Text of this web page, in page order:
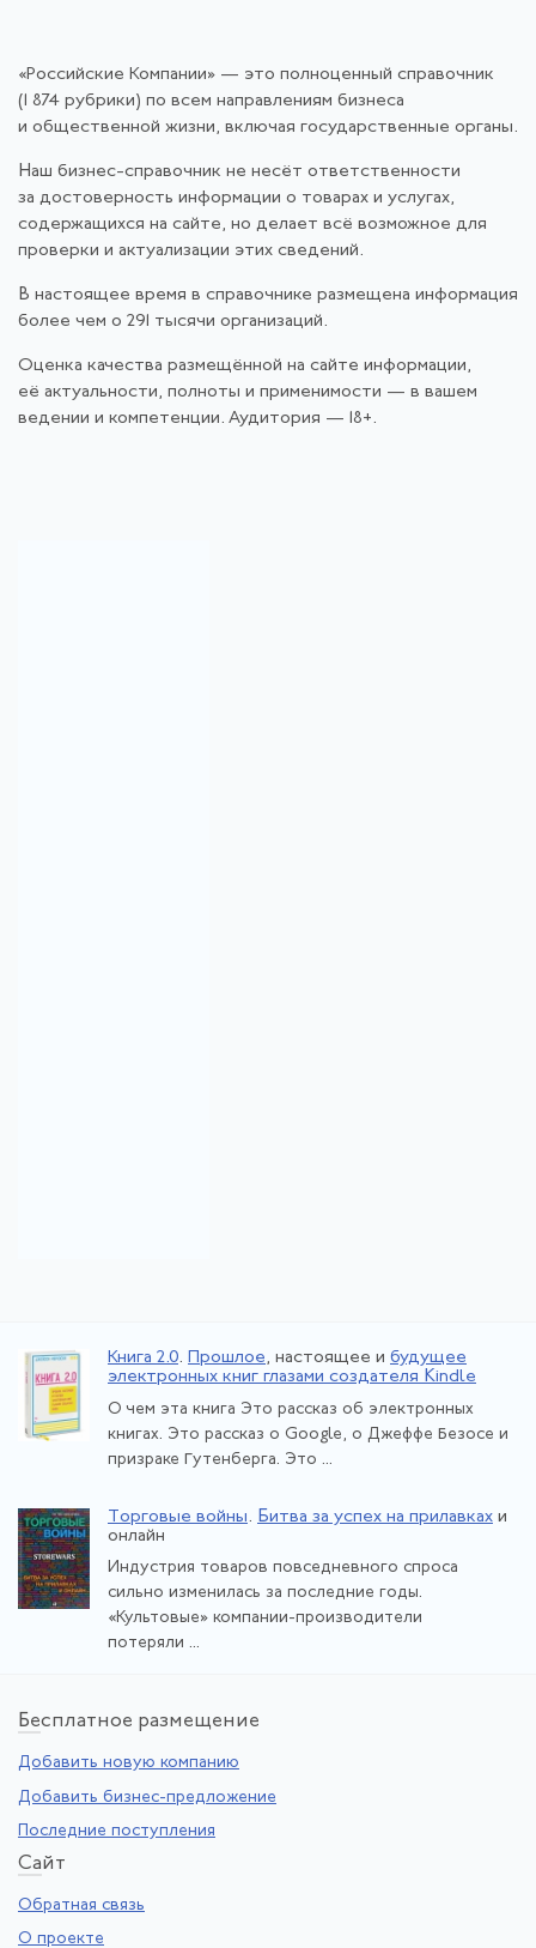
«Российские Компании» — это полноценный справочник
(1 874 рубрики) по всем направлениям бизнеса
и общественной жизни, включая государственные органы.
Наш бизнес-справочник не несёт ответственности
за достоверность информации о товарах и услугах,
содержащихся на сайте, но делает всё возможное для
проверки и актуализации этих сведений.
В настоящее время в справочнике размещена информация
более чем о 291 тысячи организаций.
Оценка качества размещённой на сайте информации,
её актуальности, полноты и применимости — в вашем
ведении и компетенции. Аудитория — 18+.
Книга 2.0. Прошлое, настоящее и будущее
электронных книг глазами создателя Kindle
О чем эта книга Это рассказ об электронных
книгах. Это рассказ о Google, о Джеффе Безосе и
призраке Гутенберга. Это ...
Торговые войны. Битва за успех на прилавках и
онлайн
Индустрия товаров повседневного спроса
сильно изменилась за последние годы.
«Культовые» компании-производители
потеряли ...
Бесплатное размещение
Добавить новую компанию
Добавить бизнес-предложение
Последние поступления
Сайт
Обратная связь
О проекте